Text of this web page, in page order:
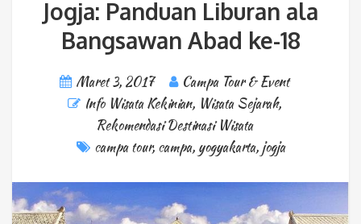
Jogja: Panduan Liburan ala
Bangsawan Abad ke-18
Maret 3, 2017
Campa Tour & Event
Info Wisata Kekinian, Wisata Sejarah,
Rekomendasi Destinasi Wisata
campa tour, campa, yogyakarta, jogja